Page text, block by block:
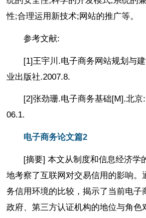
性;合理运用新技术;网站的推广等。
参考文献:
[1]王宇川.电子商务网站规划与
业出版社.2007.8.
[2]张劲珊.电子商务基础[M].北
06.1.
电子商务论文篇2
[摘要] 本文从制度和信息经济学
地考察了互联网对交易信用的影响。
务信用环境的比较，揭示了当前电子
政府、第三方认证机构的地位与角色